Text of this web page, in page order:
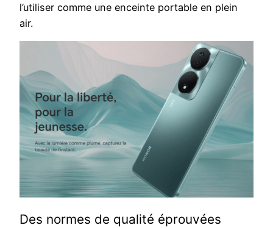
l’utiliser comme une enceinte portable en plein
air.
Des normes de qualité éprouvées